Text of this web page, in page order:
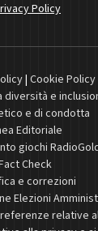
Policy
| Cookie Policy
diversità e
e di condotta
Editoriale
giochi
Check
e correzioni
Elezioni
relative